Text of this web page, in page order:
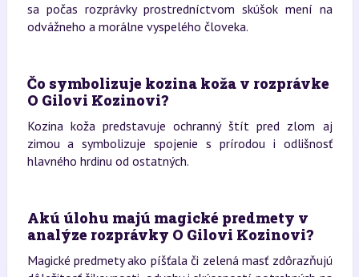
sa počas rozprávky prostredníctvom skúšok mení na
odvážneho a morálne vyspelého človeka.
Čo symbolizuje kozina koža v rozprávke
O Gilovi Kozinovi?
Kozina koža predstavuje ochranný štít pred zlom aj
zimou a symbolizuje spojenie s prírodou i odlišnosť
hlavného hrdinu od ostatných.
Akú úlohu majú magické predmety v
analýze rozprávky O Gilovi Kozinovi?
Magické predmety ako píšťala či zelená masť zdôrazňujú